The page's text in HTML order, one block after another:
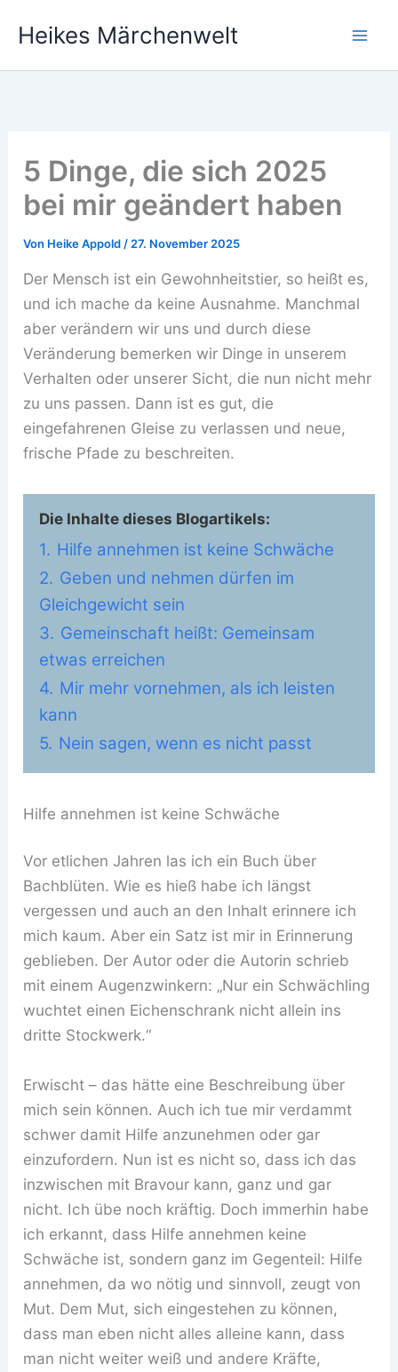
InhaltHeikes Märchenwelt
5 Dinge, die sich 2025
bei mir geändert haben
Von Heike Appold / 27. November 2025
Der Mensch ist ein Gewohnheitstier, so heißt es,
und ich mache da keine Ausnahme. Manchmal
aber verändern wir uns und durch diese
Veränderung bemerken wir Dinge in unserem
Verhalten oder unserer Sicht, die nun nicht mehr
zu uns passen. Dann ist es gut, die
eingefahrenen Gleise zu verlassen und neue,
frische Pfade zu beschreiten.
Die Inhalte dieses Blogartikels:
1. Hilfe annehmen ist keine Schwäche
2. Geben und nehmen dürfen im
Gleichgewicht sein
3. Gemeinschaft heißt: Gemeinsam
etwas erreichen
4. Mir mehr vornehmen, als ich leisten
kann
5. Nein sagen, wenn es nicht passt
Hilfe annehmen ist keine Schwäche
Vor etlichen Jahren las ich ein Buch über
Bachblüten. Wie es hieß habe ich längst
vergessen und auch an den Inhalt erinnere ich
mich kaum. Aber ein Satz ist mir in Erinnerung
geblieben. Der Autor oder die Autorin schrieb
mit einem Augenzwinkern: „Nur ein Schwächling
wuchtet einen Eichenschrank nicht allein ins
dritte Stockwerk.“
Erwischt – das hätte eine Beschreibung über
mich sein können. Auch ich tue mir verdammt
schwer damit Hilfe anzunehmen oder gar
einzufordern. Nun ist es nicht so, dass ich das
inzwischen mit Bravour kann, ganz und gar
nicht. Ich übe noch kräftig. Doch immerhin habe
ich erkannt, dass Hilfe annehmen keine
Schwäche ist, sondern ganz im Gegenteil: Hilfe
annehmen, da wo nötig und sinnvoll, zeugt von
Mut. Dem Mut, sich eingestehen zu können,
dass man eben nicht alles alleine kann, dass
man nicht weiter weiß und andere Kräfte,